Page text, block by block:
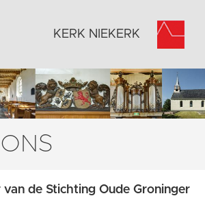
KERK NIEKERK
de Stichting Oude Groninger